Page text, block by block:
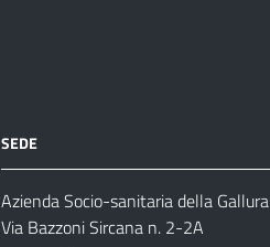
SEDE
Azienda Socio-sanitaria della Gallura
Via Bazzoni Sircana n. 2-2A